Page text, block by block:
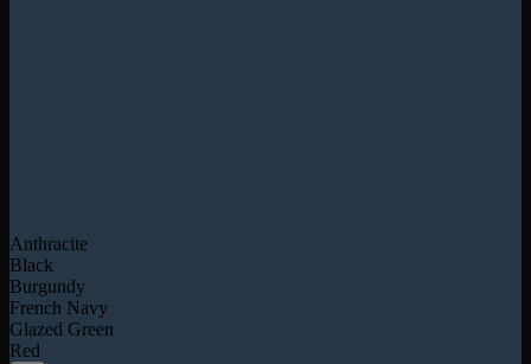
Anthracite
Black
Burgundy
French Navy
Glazed Green
Red